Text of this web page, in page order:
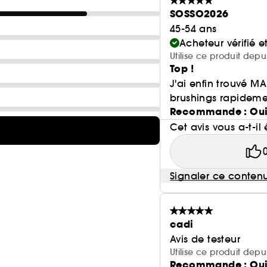
SOSSO2026
45-54 ans
Acheteur vérifié
Utilise ce produit
Top !
J'ai enfin trouvé
brushings
Recommande :
Cet avis vous a-t-il
Signaler ce
cadi
Avis de testeur
Utilise ce produit